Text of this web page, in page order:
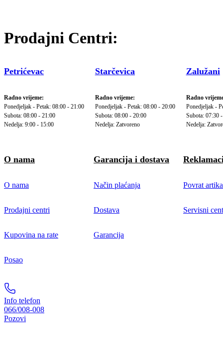
Prodajni Centri:
Petrićevac
Radno vrijeme:
Ponedjeljak - Petak: 08:00 - 21:00
Subota: 08:00 - 21:00
Nedelja: 9:00 - 15:00
Starčevica
Radno vrijeme:
Ponedjeljak - Petak: 08:00 - 20:00
Subota: 08:00 - 20:00
Nedelja: Zatvoreno
Zalužani
Radno
Ponedjeljak -
Subota: 07:30
Nedelja:
O nama
O nama
Prodajni centri
Kupovina na rate
Posao
Garancija i dostava
Način plaćanja
Dostava
Garancija
Povrat
Servisni
Info telefon
066/008-008
Pozovi